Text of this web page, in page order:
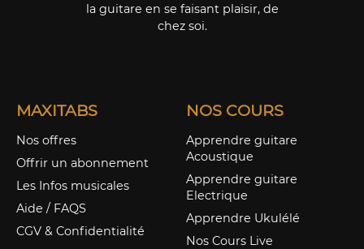
la guitare en se faisant plaisir, de
chez soi.
MAXITABS
Nos offres
Offrir un abonnement
Les Infos musicales
Aide / FAQS
CGV & Confidentialité
NOS COURS
Apprendre guitare
Acoustique
Apprendre guitare
Electrique
Apprendre Ukulélé
Nos Cours Live